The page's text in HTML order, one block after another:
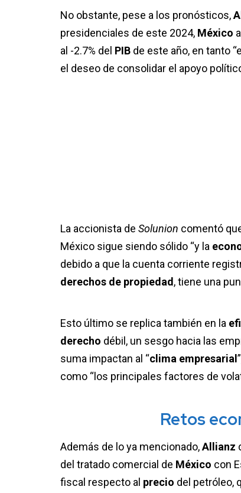
No obstante, pese a los pronósticos,
presidenciales de este 2024, México
al -2.7% del PIB de este año, en tanto “el
el deseo de consolidar el apoyo
La accionista de Solunion comentó
México sigue siendo sólido “y la
debido a que la cuenta corriente
derechos de propiedad, tiene una
Esto último se replica también en la
derecho débil, un sesgo hacia las
suma impactan al “clima empresarial
como “los principales factores de
Retos
Además de lo ya mencionado,Allianz
del tratado comercial de México con
fiscal respecto al precio del petróleo,